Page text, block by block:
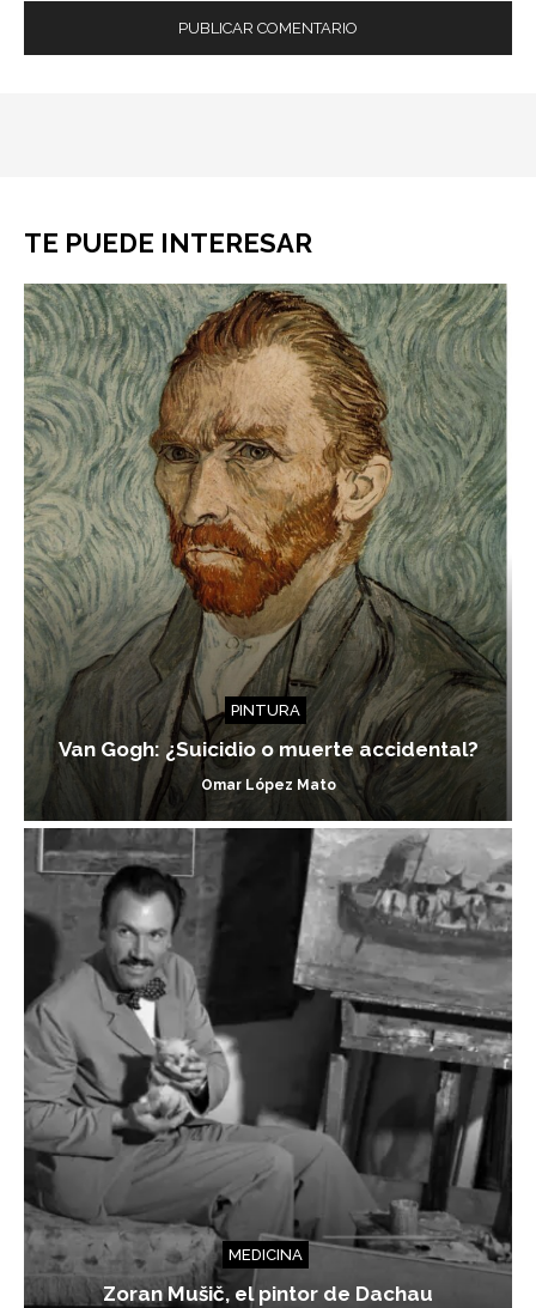
TE PUEDE INTERESAR
PINTURA
Van Gogh: ¿Suicidio o muerte accidental?
Omar López Mato
MEDICINA
Zoran Mušič, el pintor de Dachau